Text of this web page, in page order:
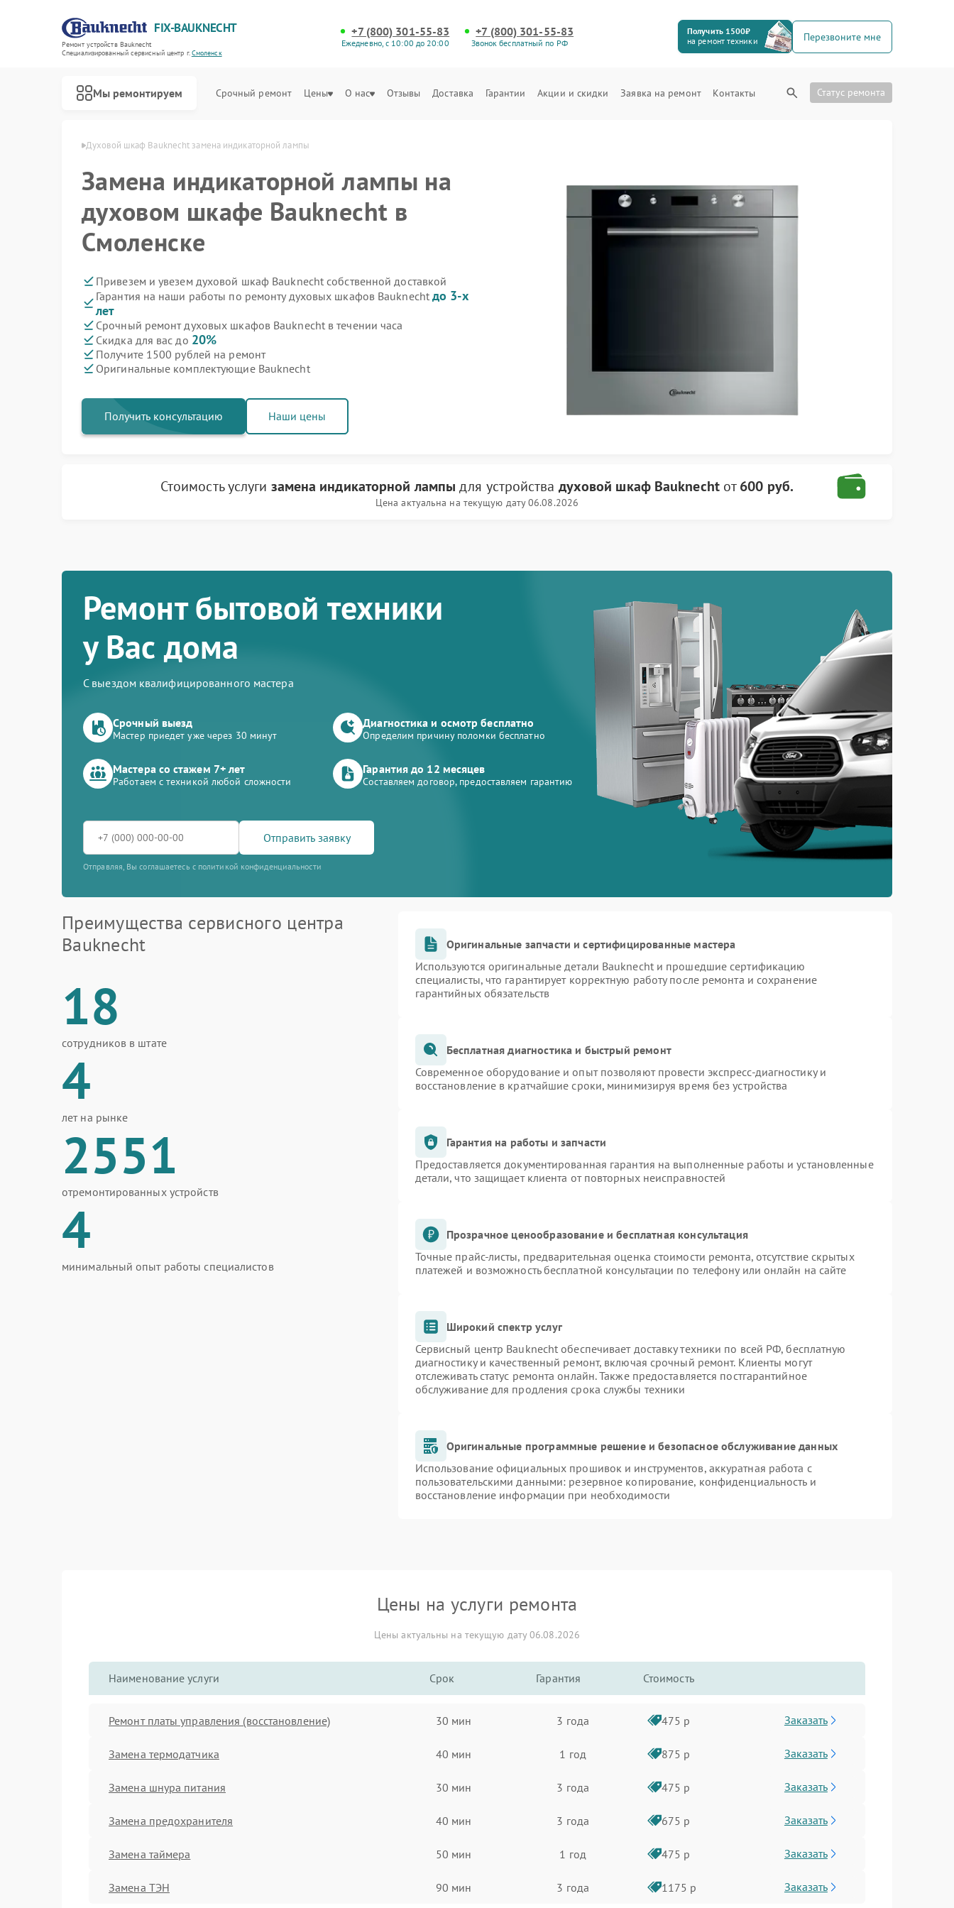
FIX-BAUKNECHT
Ремонт устройств Bauknecht
Специализированный cервисный центр г.Смоленск
+7 (800) 301-55-83
Ежедневно, с 10:00 до 20:00
+7 (800) 301-55-83
Звонок бесплатный по РФ
Получить 1500₽
на ремонт техники
Перезвоните мне
Мы ремонтируем Срочный ремонт Цены О нас Отзывы Доставка Гарантии Акции и скидки Заявка на ремонт Контакты Статус ремонта
в Смоленске Духовой шкаф Bauknecht замена индикаторной лампы
Замена индикаторной лампы на
духовом шкафе Bauknecht в
Смоленске
Привезем и увезем духовой шкаф Bauknecht собственной доставкой
Гарантия на наши работы по ремонту духовых шкафов Bauknecht до 3-х
лет
Срочный ремонт духовых шкафов Bauknecht в течении часа
Скидка для вас до 20%
Получите 1500 рублей на ремонт
Оригинальные комплектующие Bauknecht
Получить консультацию Наши цены
Стоимость услуги замена индикаторной лампы для устройства духовой шкаф Bauknechtот600 руб.
Цена актуальна на текущую дату 06.08.2026
Ремонт бытовой техники
у Вас дома
С выездом квалифицированного мастера
Срочный выезд
Мастер приедет уже через 30 минут
Диагностика и осмотр бесплатно
Определим причину поломки бесплатно
Мастера со стажем 7+ лет
Работаем с техникой любой сложности
Гарантия до 12 месяцев
Составляем договор, предоставляем гарантию
Отправить заявку
Отправляя, Вы соглашаетесь с политикой конфиденциальности
Преимущества сервисного центра
Bauknecht
18
сотрудников в штате
4
лет на рынке
2551
отремонтированных устройств
4
минимальный опыт работы специалистов
Оригинальные запчасти и сертифицированные мастера
Используются оригинальные детали Bauknecht и прошедшие сертификацию
специалисты, что гарантирует корректную работу после ремонта и сохранение
гарантийных обязательств
Бесплатная диагностика и быстрый ремонт
Современное оборудование и опыт позволяют провести экспресс-диагностику и
восстановление в кратчайшие сроки, минимизируя время без устройства
Гарантия на работы и запчасти
Предоставляется документированная гарантия на выполненные работы и установленные
детали, что защищает клиента от повторных неисправностей
Прозрачное ценообразование и бесплатная консультация
Точные прайс-листы, предварительная оценка стоимости ремонта, отсутствие скрытых
платежей и возможность бесплатной консультации по телефону или онлайн на сайте
Широкий спектр услуг
Сервисный центр Bauknecht обеспечивает доставку техники по всей РФ, бесплатную
диагностику и качественный ремонт, включая срочный ремонт. Клиенты могут
отслеживать статус ремонта онлайн. Также предоставляется постгарантийное
обслуживание для продления срока службы техники
Оригинальные программные решение и безопасное обслуживание данных
Использование официальных прошивок и инструментов, аккуратная работа с
пользовательскими данными: резервное копирование, конфиденциальность и
восстановление информации при необходимости
Цены на услуги ремонта
Цены актуальны на текущую дату 06.08.2026
Наименование услуги Срок Гарантия Стоимость
Ремонт платы управления (восстановление) 30 мин 3 года 475 р Заказать
Замена термодатчика 40 мин 1 год 875 р Заказать
Замена шнура питания 30 мин 3 года 475 р Заказать
Замена предохранителя 40 мин 3 года 675 р Заказать
Замена таймера 50 мин 1 год 475 р Заказать
Замена ТЭН 90 мин 3 года 1175 р Заказать